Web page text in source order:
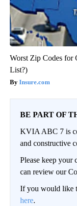
Worst Zip Codes for
List?)
Insure.com
BE PART OF
KVIA ABC 7 is
and constructive
Please keep your
can review our
If you would like
here.